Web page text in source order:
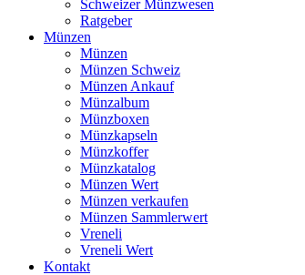
Schweizer Münzwesen
Ratgeber
Münzen
Münzen
Münzen Schweiz
Münzen Ankauf
Münzalbum
Münzboxen
Münzkapseln
Münzkoffer
Münzkatalog
Münzen Wert
Münzen verkaufen
Münzen Sammlerwert
Vreneli
Vreneli Wert
Kontakt